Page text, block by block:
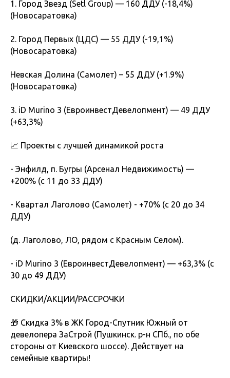
1. Город Звезд (Setl Group) — 160 ДДУ (-18,4%)
(Новосаратовка)
2. Город Первых (ЦДС) — 55 ДДУ (-19,1%)
(Новосаратовка)
Невская Долина (Самолет) – 55 ДДУ (+1.9%)
(Новосаратовка)
3. iD Murino 3 (ЕвроинвестДевелопмент) — 49 ДДУ
(+63,3%)
📈 Проекты с лучшей динамикой роста
- Энфилд, п. Бугры (Арсенал Недвижимость) —
+200% (с 11 до 33 ДДУ)
- Квартал Лаголово (Самолет) - +70% (с 20 до 34
ДДУ)
(д. Лаголово, ЛО, рядом с Красным Селом).
- iD Murino 3 (ЕвроинвестДевелопмент) — +63,3% (с
30 до 49 ДДУ)
СКИДКИ/АКЦИИ/РАССРОЧКИ
🎁 Скидка 3% в ЖК Город-Спутник Южный от
девелопера ЗаСтрой (Пушкинск. р-н СПб., по обе
стороны от Киевского шоссе). Действует на
семейные квартиры!